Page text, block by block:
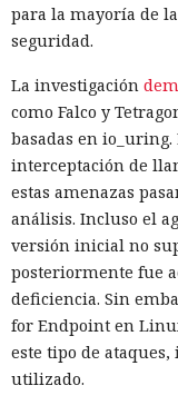
para la mayoría de
seguridad.
La investigación
como Falco y
basadas en io_uring.
interceptación de
estas amenazas
análisis. Incluso el
versión inicial no
posteriormente fue
deficiencia. Sin
for Endpoint en
este tipo de
utilizado.